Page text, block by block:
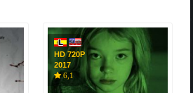
HD 720P
2017
6,1